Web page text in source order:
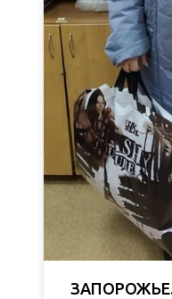
ЗАПОРОЖЬЕ.